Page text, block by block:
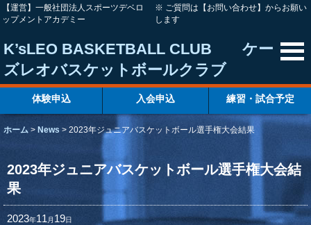
【運営】一般社団法人スポーツデベロ
ップメントアカデミー
※ ご質問は【お問い合わせ】からお願い
します
K’sLEO BASKETBALL CLUB ケー
ズレオバスケットボールクラブ
体験申込 入会申込 練習・試合予定
ホーム > News > 2023年ジュニアバスケットボール選手権大会結果
2023年ジュニアバスケットボール選手権大会結
果
2023年11 月 19日